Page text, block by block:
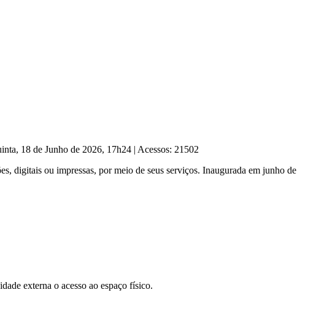
18 de Junho de 2026, 17h24 | Acessos: 21502
digitais ou impressas, por meio de seus serviços. Inaugurada em junho de
externa o acesso ao espaço físico.